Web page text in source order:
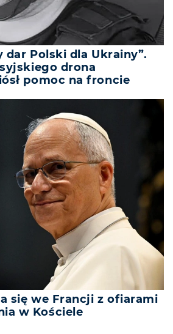
dar Polski dla Ukrainy”.
drona
pomoc na froncie
się we Francji z ofiarami
w Kościele